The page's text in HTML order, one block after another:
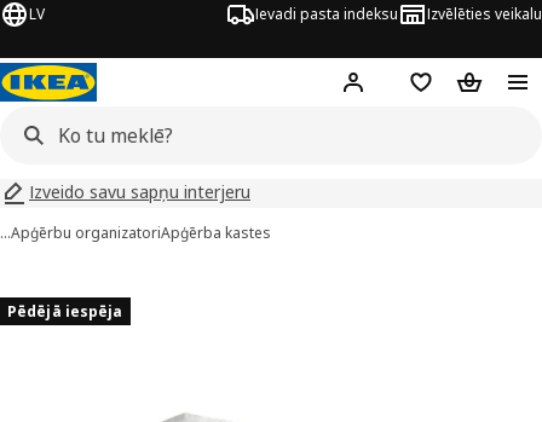
LV Ievadi pasta indeksu Izvēlēties veikalu
Hej! Pierakstīties
PirkumuPirkumu
Izveido savu sapņu interjeru
…Apģērbu organizatoriApģērba kastes
Pēdējā iespēja